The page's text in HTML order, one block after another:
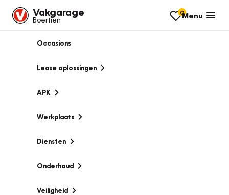
Vakgarage
Boertien
0Menu
Occasions
Lease oplossingen
APK
Werkplaats
Diensten
Onderhoud
Veiligheid